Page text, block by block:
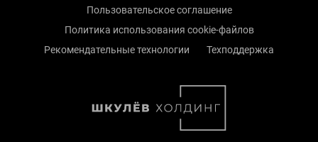
Пользовательское соглашение
Политика использования cookie-файлов
Рекомендательные технологии
Техподдержка